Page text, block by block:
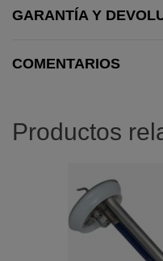
GARANTÍA Y
COMENTARIOS
Productos